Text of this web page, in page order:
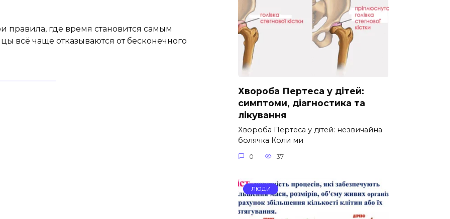
правила, где время становится самым
всё чаще отказываются от бесконечного
Хвороба Пертеса у дітей:
симптоми, діагностика та
лікування
Хвороба Пертеса у дітей: незвичайна
болячка Коли ми
0 37
ЛЮДИ